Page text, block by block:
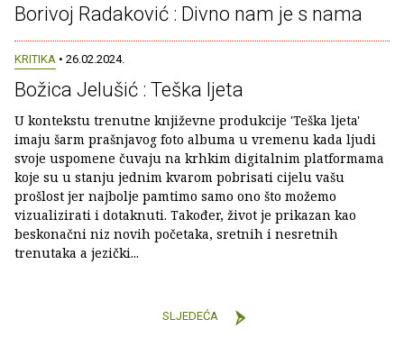
Borivoj Radaković : Divno nam je s nama
KRITIKA • 26.02.2024.
Božica Jelušić : Teška ljeta
U kontekstu trenutne književne produkcije 'Teška ljeta'
imaju šarm prašnjavog foto albuma u vremenu kada ljudi
svoje uspomene čuvaju na krhkim digitalnim platformama
koje su u stanju jednim kvarom pobrisati cijelu vašu
prošlost jer najbolje pamtimo samo ono što možemo
vizualizirati i dotaknuti. Također, život je prikazan kao
beskonačni niz novih početaka, sretnih i nesretnih
trenutaka a jezički...
SLJEDEĆA